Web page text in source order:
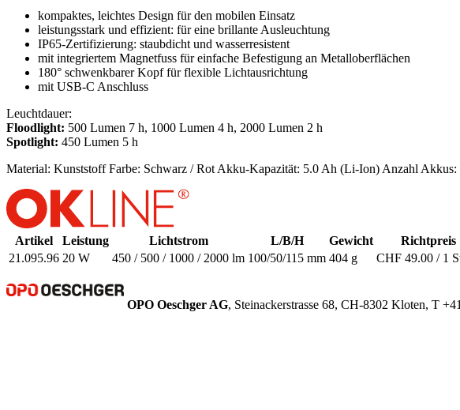
kompaktes, leichtes Design für den mobilen Einsatz
leistungsstark und effizient: für eine brillante Ausleuchtung
IP65-Zertifizierung: staubdicht und wasserresistent
mit integriertem Magnetfuss für einfache Befestigung an Metalloberflächen
180° schwenkbarer Kopf für flexible Lichtausrichtung
mit USB-C Anschluss
Leuchtdauer:
Floodlight: 500 Lumen 7 h, 1000 Lumen 4 h, 2000 Lumen 2 h
Spotlight: 450 Lumen 5 h
Material: Kunststoff Farbe: Schwarz / Rot Akku-Kapazität: 5.0 Ah (Li-Ion) Anzahl Akkus:
Artikel Leistung Lichtstrom L/B/H Gewicht
Richtpreis
21.095.96 20 W 450 / 500 / 1000 / 2000 lm 100/50/115 mm 404 g CHF 49.00 / 1
OPO Oeschger AG, Steinackerstrasse 68, CH-8302 Kloten, T